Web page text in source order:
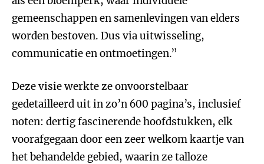
gemeenschappen en samenlevingen van elders
worden bestoven. Dus via uitwisseling,
communicatie en ontmoetingen.”
Deze visie werkte ze onvoorstelbaar
gedetailleerd uit in zo’n 600 pagina’s, inclusief
noten: dertig fascinerende hoofdstukken, elk
voorafgegaan door een zeer welkom kaartje van
het behandelde gebied, waarin ze talloze